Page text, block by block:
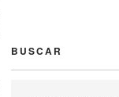
BUSCAR